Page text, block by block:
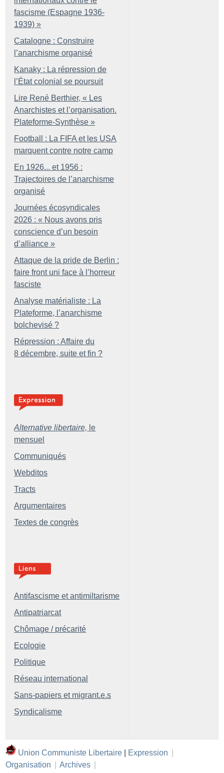
fascisme (Espagne 1936-
1939) »
Catalogne : Construire
l’anarchisme organisé
Kanaky : La répression de
l’État colonial se poursuit
Lire René Berthier, « Les
Anarchistes et l’organisation.
Plateforme-Synthèse »
Football : La FIFA et les USA
marquent contre notre camp
En 1926... et 1956 :
Trajectoires de l’anarchisme
organisé
Journées écosyndicales
2026 : « Nous avons pris
conscience d’un besoin
d’alliance »
Attaque de la pride de Berlin :
faire front uni face à l’horreur
fasciste
Analyse matérialiste : La
Plateforme, l’anarchisme
bolchevisé ?
Répression : Affaire du
8 décembre, suite et fin ?
Alternative libertaire, le
mensuel
Communiqués
Webditos
Tracts
Argumentaires
Textes de congrès
Antifascisme et antimiltarisme
Antipatriarcat
Chômage / précarité
Ecologie
Politique
Réseau international
Sans-papiers et migrant.e.s
Syndicalisme
Union Communiste Libertaire Expression
Organisation
Archives